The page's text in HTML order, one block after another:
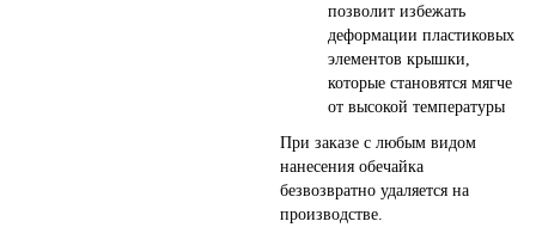
позволит избежать
деформации пластиковых
элементов крышки,
которые становятся мягче
от высокой температуры
При заказе с любым видом
нанесения обечайка
безвозвратно удаляется на
производстве.